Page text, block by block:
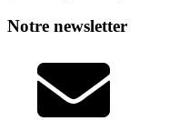
Notre newsletter